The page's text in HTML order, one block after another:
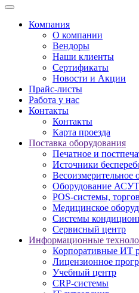
Компания
О компании
Вендоры
Наши клиенты
Сертификаты
Новости и Акции
Прайс-листы
Работа у нас
Контакты
Контакты
Карта проезда
Поставка оборудования
Печатное и
Источники
Весоизмерительное
Оборудование
POS-системы,
Медицинское
Системы
Сервисный центр
Информационные
Корпоративные ИТ
Лицензионное
Учебный центр
CRP-системы